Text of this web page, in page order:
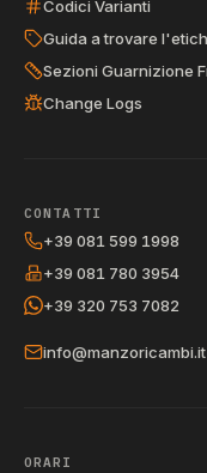
Codici Varianti
Guida a trovare
Sezioni Guarnizione
Change Logs
CONTATTI
+39 081 599 1998
+39 081 780 3954
+39 320 753 7082
info@manzoricambi.it
ORARI